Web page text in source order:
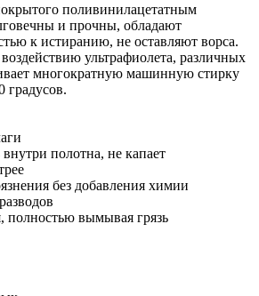
поливинилацетатным
и прочны, обладают
к истиранию, не оставляют ворса.
ультрафиолета, различных
многократную машинную стирку
градусов.
полотна, не капает
без добавления химии
полностью вымывая грязь